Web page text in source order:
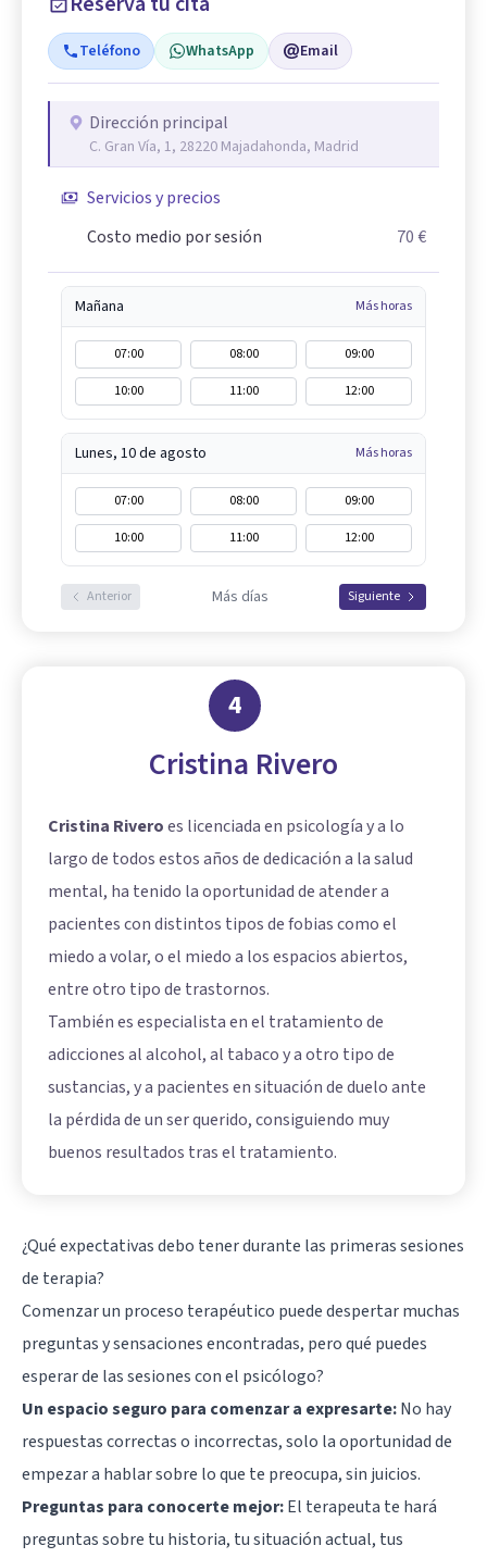
Teléfono WhatsApp Email
Dirección principal
C. Gran Vía, 1, 28220 Majadahonda, Madrid
Servicios y precios
Costo medio por sesión
70 €
Mañana Más horas
07:00 08:00
09:00
10:00
11:00 12:00
Lunes, 10 de agosto Más horas
07:00 08:00
09:00
10:00
11:00 12:00
Anterior Más días Siguiente
4
Cristina Rivero
Cristina Riveroes licenciada en psicología y a lo
largo de todos estos años de dedicación a la salud
mental, ha tenido la oportunidad de atender a
pacientes con distintos tipos de fobias como el
miedo a volar, o el miedo a los espacios abiertos,
entre otro tipo de trastornos.
También es especialista en el tratamiento de
adicciones al alcohol, al tabaco y a otro tipo de
sustancias, y a pacientes en situación de duelo ante
la pérdida de un ser querido, consiguiendo muy
buenos resultados tras el tratamiento.
¿Qué expectativas debo tener durante las primeras sesiones
de terapia?
Comenzar un proceso terapéutico puede despertar muchas
preguntas y sensaciones encontradas, pero qué puedes
esperar de las sesiones con el psicólogo?
Un espacio seguro para comenzar a expresarte:No hay
respuestas correctas o incorrectas, solo la oportunidad de
empezar a hablar sobre lo que te preocupa, sin juicios.
Preguntas para conocerte mejor:El terapeuta te hará
preguntas sobre tu historia, tu situación actual, tus